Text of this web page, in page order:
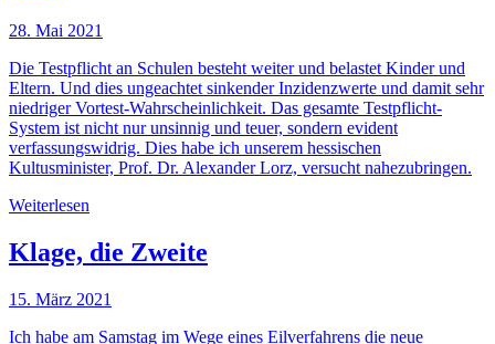
28. Mai 2021
Die Testpflicht an Schulen besteht weiter und belastet Kinder und
Eltern. Und dies ungeachtet sinkender Inzidenzwerte und damit sehr
niedriger Vortest-Wahrscheinlichkeit. Das gesamte Testpflicht-
System ist nicht nur unsinnig und teuer, sondern evident
verfassungswidrig. Dies habe ich unserem hessischen
Kultusminister, Prof. Dr. Alexander Lorz, versucht nahezubringen.
Weiterlesen
Klage, die Zweite
15. März 2021
Ich habe am Samstag im Wege eines Eilverfahrens die neue